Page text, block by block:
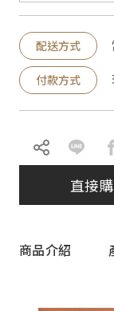
配送方式
付款方式
直接
商品介紹